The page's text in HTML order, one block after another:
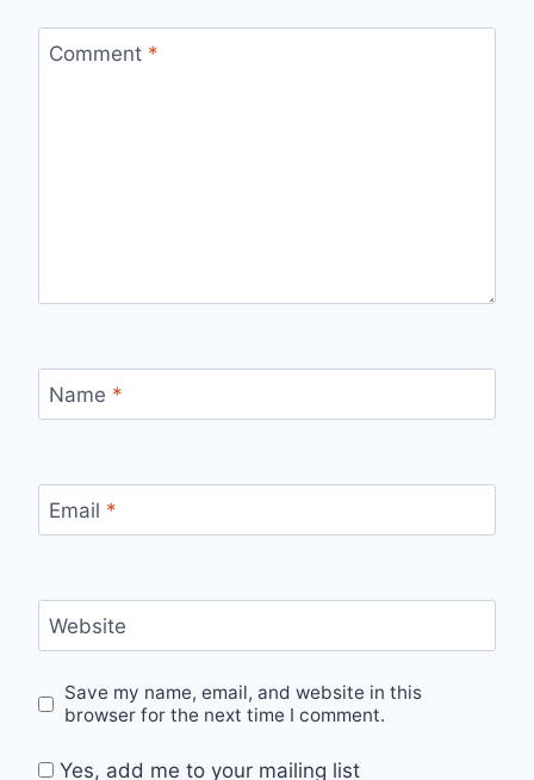
Comment *
Name *
Email *
Website
Save my name, email, and website in this
browser for the next time I comment.
Yes, add me to your mailing list